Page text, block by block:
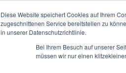
Diese Website speichert Cookies auf Ihrem
zugeschnittenen Service bereitstellen zu
in unserer Datenschutzrichtlinie.
Bei Ihrem Besuch auf unserer
müssen wir nur einen
Das Tiny